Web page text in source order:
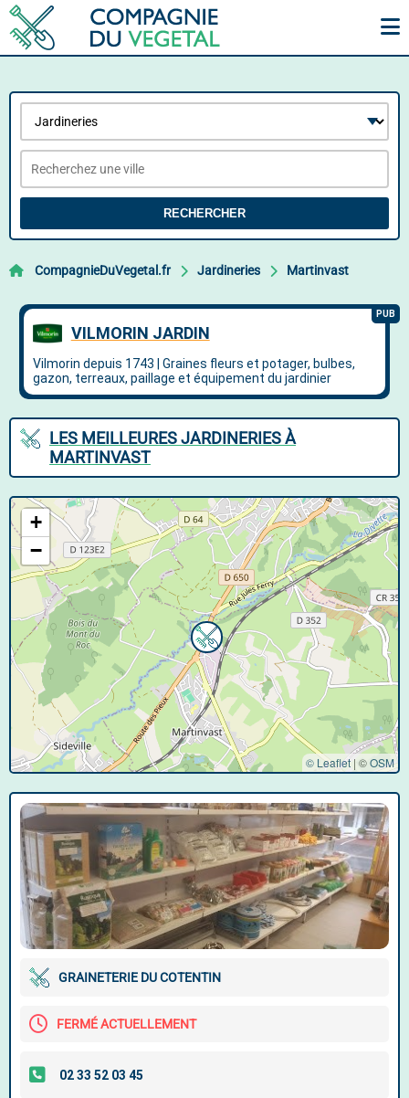
RECHERCHER
CompagnieDuVegetal.fr Jardineries Martinvast
LES MEILLEURES JARDINERIES À
MARTINVAST
+
−
© Leaflet | ©OSM
GRAINETERIE DU COTENTIN
FERMÉ ACTUELLEMENT